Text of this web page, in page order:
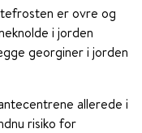
er ovre og
i jorden
georginer i jorden
allerede i
risiko for